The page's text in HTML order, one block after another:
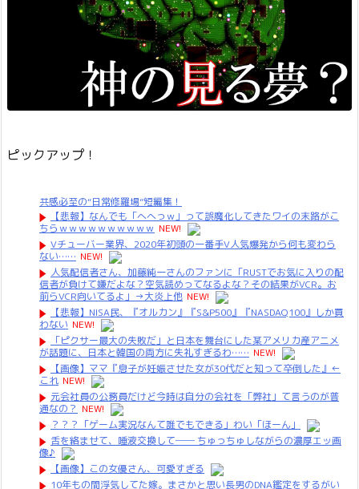
ピックアップ！
共感必至の“日常修羅場”短編集！
【悲報】なんでも「へへっｗ」って誤魔化してきたワイの末路がこ
ちらｗｗｗｗｗｗｗｗｗｗ NEW!
Vチューバー業界、2020年初頭の一番手V人気爆発から何も変わら
ない…… NEW!
人気配信者さん、加藤純一さんのファンに「RUSTでお気に入りの配
信者が負けて嫌だよな？空気読めってなるよな？その結果がVCR。お
前らVCR向いてるよ」→大炎上他 NEW!
【悲報】NISA民、『オルカン』『S&P500』『NASDAQ100』しか買
わない NEW!
「ピクサー最大の失敗だ」と日本を舞台にした某アメリカ産アニメ
が話題に、日本と韓国の両方に失礼すぎるわ…… NEW!
【画像】ママ『息子が妊娠させた女が30代だと知って卒倒した』←
これ NEW!
元会社員の公務員だけど今時は自分の会社を「弊社」て言うのが普
通なの？ NEW!
？？？「ゲーム実況なんて誰でもできる」わい「ほーん」
舌を絡ませて、唾液交換して── ちゅっちゅしながらの濃厚エッ画
像♪
【画像】この女優さん、可愛すぎる
10年もの間浮気してた嫁。まさかと思い長男のDNA鑑定をするがい